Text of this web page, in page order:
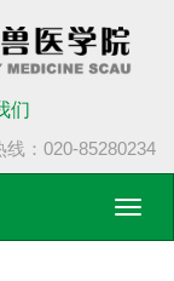
们
线：020-85280234